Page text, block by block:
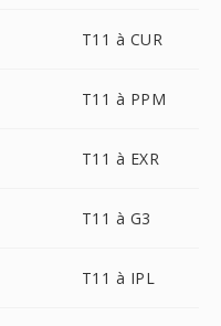
T11 à CUR
T11 à PPM
T11 à EXR
T11 à G3
T11 à IPL